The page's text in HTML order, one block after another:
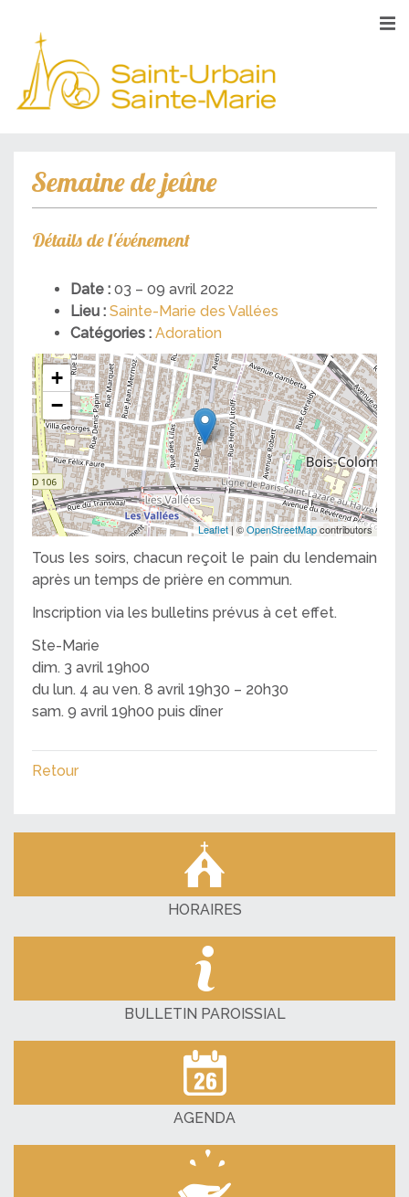
Semaine de jeûne
Détails de l'événement
Date : 03 – 09 avril 2022
Lieu : Sainte-Marie des Vallées
Catégories : Adoration
+
−
Leaflet | ©OpenStreetMapcontributors
Tous les soirs, chacun reçoit le pain du lendemain
après un temps de prière en commun.
Inscription via les bulletins prévus à cet effet.
Ste-Marie
dim. 3 avril 19h00
du lun. 4 au ven. 8 avril 19h30 – 20h30
sam. 9 avril 19h00 puis dîner
Retour
HORAIRES
BULLETIN PAROISSIAL
AGENDA